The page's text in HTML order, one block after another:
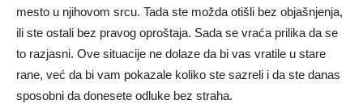
mesto u njihovom srcu. Tada ste možda otišli bez objašnjenja,
ili ste ostali bez pravog oproštaja. Sada se vraća prilika da se
to razjasni. Ove situacije ne dolaze da bi vas vratile u stare
rane, već da bi vam pokazale koliko ste sazreli i da ste danas
sposobni da donesete odluke bez straha.